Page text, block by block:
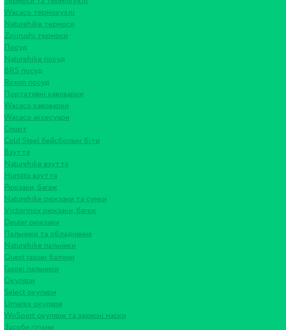
Wacaco термокухлі
Naturehike термоси
Zojirushi термоси
Посуд
Naturehike посуд
BRS посуд
Roxon посуд
Портативні кавоварки
Wacaco кавоварки
Wacaco аксесуари
Спорт
Cold Steel бейсбольні біти
Взуття
Naturehike взуття
Humtto взуття
Рюкзаки, багаж
Naturehike рюкзаки та сумки
Victorinox рюкзаки, багаж
Deuter рюкзаки
Пальники та обладнання
Naturehike пальники
Quest газові балони
Газові пальники
Окуляри
Select окуляри
Umarex окуляри
WoSport окуляри та захисні маски
Засоби гігієни